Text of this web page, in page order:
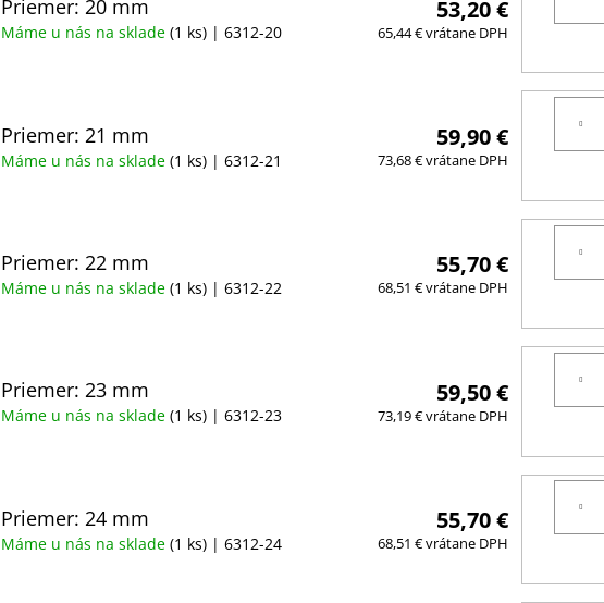
Priemer: 20 mm
Máme u nás na sklade (1 ks) | 6312-20
53,20 €
65,44 € vrátane DPH
Priemer: 21 mm
Máme u nás na sklade (1 ks) | 6312-21
59,90 €
73,68 € vrátane DPH
Priemer: 22 mm
Máme u nás na sklade (1 ks) | 6312-22
55,70 €
68,51 € vrátane DPH
Priemer: 23 mm
Máme u nás na sklade (1 ks) | 6312-23
59,50 €
73,19 € vrátane DPH
Priemer: 24 mm
Máme u nás na sklade (1 ks) | 6312-24
55,70 €
68,51 € vrátane DPH